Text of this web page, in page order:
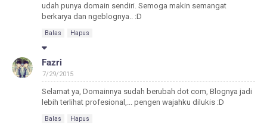
udah punya domain sendiri. Semoga makin semangat
berkarya dan ngeblognya.. :D
Balas Hapus
Fazri
7/29/2015
Selamat ya, Domainnya sudah berubah dot com, Blognya jadi
lebih terlihat profesional,... pengen wajahku dilukis :D
Balas Hapus